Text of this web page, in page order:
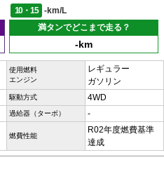
10・15
-km/L
満タンでどこまで走る？
-km
使用燃料
エンジン
レギュラー
ガソリン
駆動方式 4WD
過給器（ターボ） -
燃費性能
R02年度燃費基準
達成